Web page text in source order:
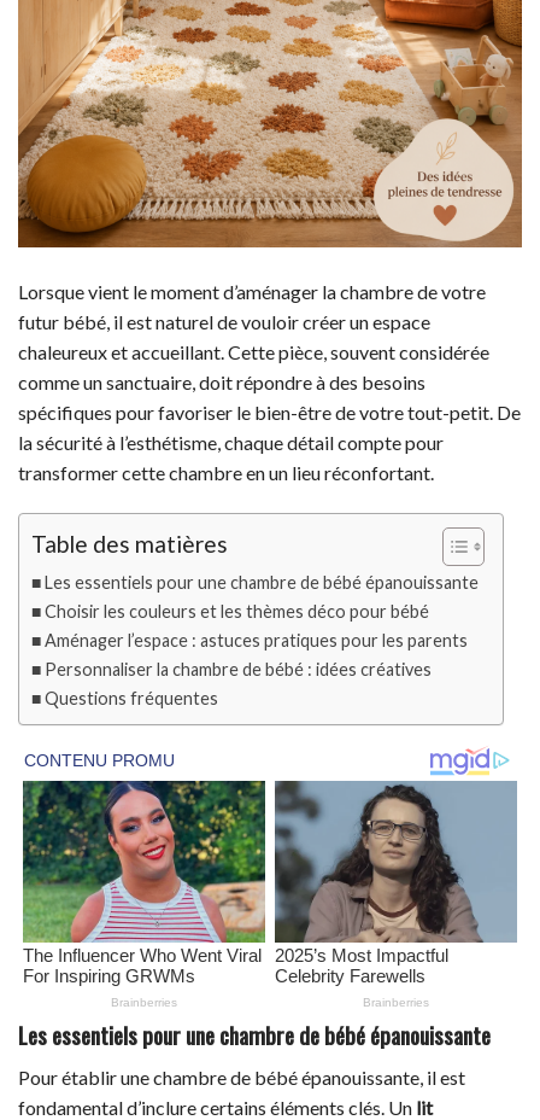
Lorsque vient le moment d’aménager la chambre de votre
futur bébé, il est naturel de vouloir créer un espace
chaleureux et accueillant. Cette pièce, souvent considérée
comme un sanctuaire, doit répondre à des besoins
spécifiques pour favoriser le bien-être de votre tout-petit. De
la sécurité à l’esthétisme, chaque détail compte pour
transformer cette chambre en un lieu réconfortant.
Table des matières
Les essentiels pour une chambre de bébé épanouissante
Choisir les couleurs et les thèmes déco pour bébé
Aménager l’espace : astuces pratiques pour les parents
Personnaliser la chambre de bébé : idées créatives
Questions fréquentes
Les essentiels pour une chambre de bébé épanouissante
Pour établir une chambre de bébé épanouissante, il est
fondamental d’inclure certains éléments clés. Un lit